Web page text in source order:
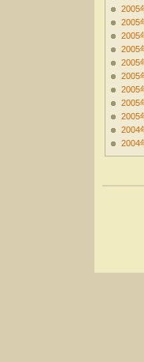
2005
2005
2005
2005
2005
2005
2005
2005
2005
2004
2004